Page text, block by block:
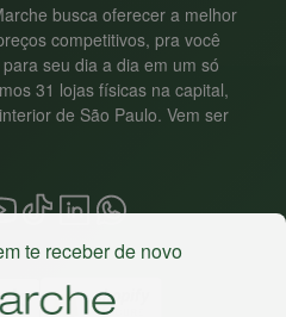
busca oferecer a melhor
competitivos, pra você
seu dia a dia em um só
31 lojas físicas na capital,
de São Paulo. Vem ser
te receber de novo